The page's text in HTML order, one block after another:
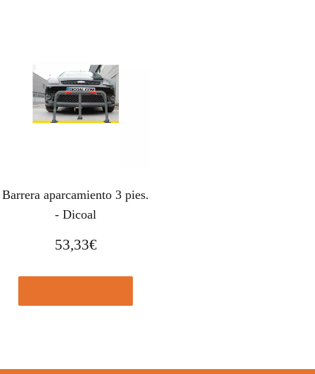
Barrera aparcamiento 3 pies.
- Dicoal
53,33€